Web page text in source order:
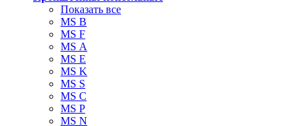
Показать все
MS В
MS F
MS А
MS Е
MS K
MS S
MS C
MS P
MS N